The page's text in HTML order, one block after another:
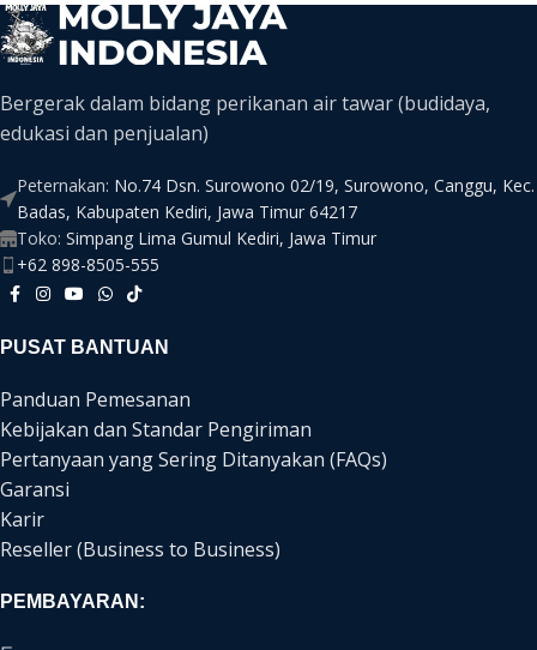
Bergerak dalam bidang perikanan air tawar (budidaya,
edukasi dan penjualan)
Peternakan: No.74 Dsn. Surowono 02/19, Surowono, Canggu, Kec.
Badas, Kabupaten Kediri, Jawa Timur 64217
Toko: Simpang Lima Gumul Kediri, Jawa Timur
+62 898-8505-555
PUSAT BANTUAN
Panduan Pemesanan
Kebijakan dan Standar Pengiriman
Pertanyaan yang Sering Ditanyakan (FAQs)
Garansi
Karir
Reseller (Business to Business)
PEMBAYARAN: